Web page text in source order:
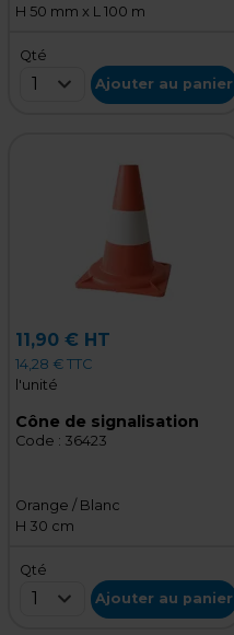
H 50 mm x L 100 m
Qté
1 Ajouter au panier
11,90 € HT
14,28 € TTC
l'unité
Cône de signalisation
Code : 36423
Orange / Blanc
H 30 cm
Qté
1 Ajouter au panier